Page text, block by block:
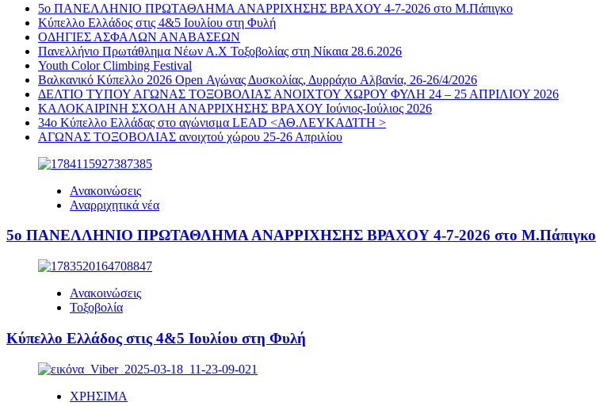
5ο ΠΑΝΕΛΛΗΝΙΟ ΠΡΩΤΑΘΛΗΜΑ ΑΝΑΡΡΙΧΗΣΗΣ ΒΡΑΧΟΥ 4-7-2026 στο Μ.Πάπιγκο
Κύπελλο Ελλάδος στις 4&5 Ιουλίου στη Φυλή
ΟΔΗΓΙΕΣ ΑΣΦΑΛΩΝ ΑΝΑΒΑΣΕΩΝ
Πανελλήνιο Πρωτάθλημα Νέων Α.Χ Τοξοβολίας στη Νίκαια 28.6.2026
Youth Color Climbing Festival
Βαλκανικό Κύπελλο 2026 Open Αγώνας Δυσκολίας, Δυρράχιο Aλβανία, 26-26/4/2026
ΔΕΛΤΙΟ ΤΥΠΟΥ ΑΓΩΝΑΣ ΤΟΞΟΒΟΛΙΑΣ ΑΝΟΙΧΤΟΥ ΧΩΡΟΥ ΦΥΛΗ 24 – 25 ΑΠΡΙΛΙΟΥ 2026
ΚΑΛΟΚΑΙΡΙΝΗ ΣΧΟΛΗ ΑΝΑΡΡΙΧΗΣΗΣ ΒΡΑΧΟΥ Ιούνιος-Ιούλιος 2026
34ο Κύπελλο Ελλάδας στο αγώνισμα LEAD <ΑΘ.ΛΕΥΚΑΔΊΤΗ >
ΑΓΩΝΑΣ ΤΟΞΟΒΟΛΙΑΣ ανοιχτού χώρου 25-26 Απριλίου
Ανακοινώσεις
Αναρριχητικά νέα
5ο ΠΑΝΕΛΛΗΝΙΟ ΠΡΩΤΑΘΛΗΜΑ ΑΝΑΡΡΙΧΗΣΗΣ ΒΡΑΧΟΥ 4-7-2026 στο Μ.Πάπιγκο
Ανακοινώσεις
Τοξοβολία
Κύπελλο Ελλάδος στις 4&5 Ιουλίου στη Φυλή
ΧΡΗΣΙΜΑ